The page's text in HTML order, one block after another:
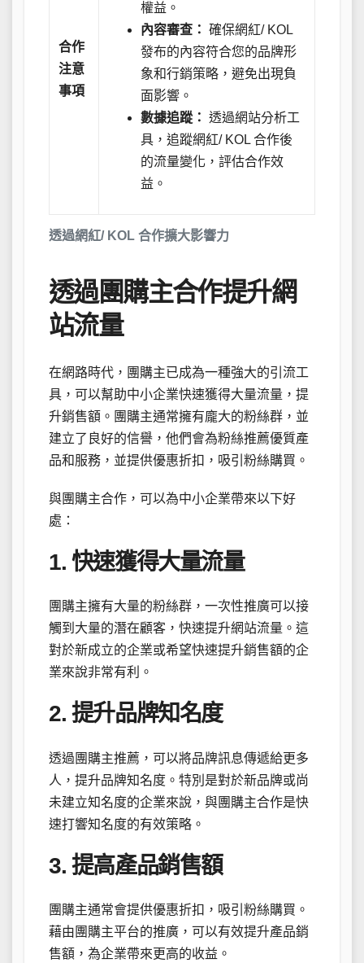
透過網紅/ KOL 合作擴大影響力
合作
注意
事項
權益。
內容審查： 確保網紅/ KOL
發布的內容符合您的品牌形
象和行銷策略，避免出現負
面影響。
數據追蹤： 透過網站分析工
具，追蹤網紅/ KOL 合作後
的流量變化，評估合作效
益。
透過團購主合作提升網
站流量
在網路時代，團購主已成為一種強大的引流工
具，可以幫助中小企業快速獲得大量流量，提
升銷售額。團購主通常擁有龐大的粉絲群，並
建立了良好的信譽，他們會為粉絲推薦優質產
品和服務，並提供優惠折扣，吸引粉絲購買。
與團購主合作，可以為中小企業帶來以下好
處：
1. 快速獲得大量流量
團購主擁有大量的粉絲群，一次性推廣可以接
觸到大量的潛在顧客，快速提升網站流量。這
對於新成立的企業或希望快速提升銷售額的企
業來說非常有利。
2. 提升品牌知名度
透過團購主推薦，可以將品牌訊息傳遞給更多
人，提升品牌知名度。特別是對於新品牌或尚
未建立知名度的企業來說，與團購主合作是快
速打響知名度的有效策略。
3. 提高產品銷售額
團購主通常會提供優惠折扣，吸引粉絲購買。
藉由團購主平台的推廣，可以有效提升產品銷
售額，為企業帶來更高的收益。